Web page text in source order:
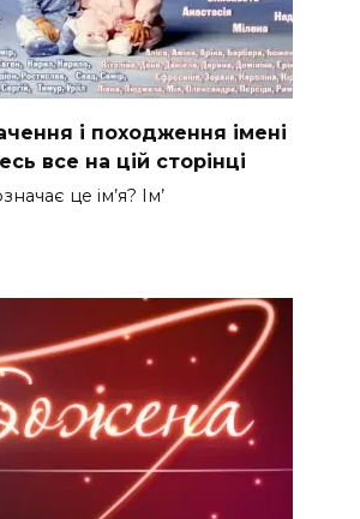
і походження імені
все на цій сторінці
це ім’я? Ім’